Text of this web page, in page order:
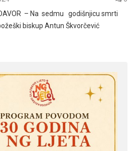
– Na sedmu godišnjicu smrti
biskup Antun Škvorčević